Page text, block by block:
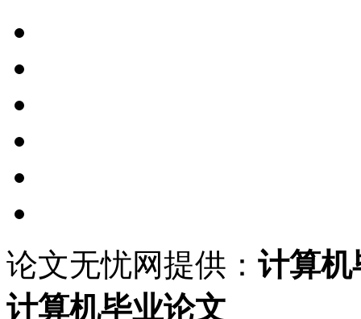
论文无忧网提供： 计算机
计算机毕业论文